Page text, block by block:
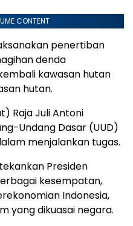
CONTENT
penertiban
denda
kawasan hutan
hutan.
Raja Juli Antoni
Undang Dasar (UUD)
menjalankan tugas.
Presiden
kesempatan,
Indonesia,
yang dikuasai negara.